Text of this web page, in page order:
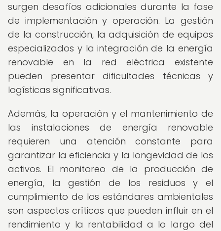
surgen desafíos adicionales durante la fase
de implementación y operación. La gestión
de la construcción, la adquisición de equipos
especializados y la integración de la energía
renovable en la red eléctrica existente
pueden presentar dificultades técnicas y
logísticas significativas.
Además, la operación y el mantenimiento de
las instalaciones de energía renovable
requieren una atención constante para
garantizar la eficiencia y la longevidad de los
activos. El monitoreo de la producción de
energía, la gestión de los residuos y el
cumplimiento de los estándares ambientales
son aspectos críticos que pueden influir en el
rendimiento y la rentabilidad a lo largo del